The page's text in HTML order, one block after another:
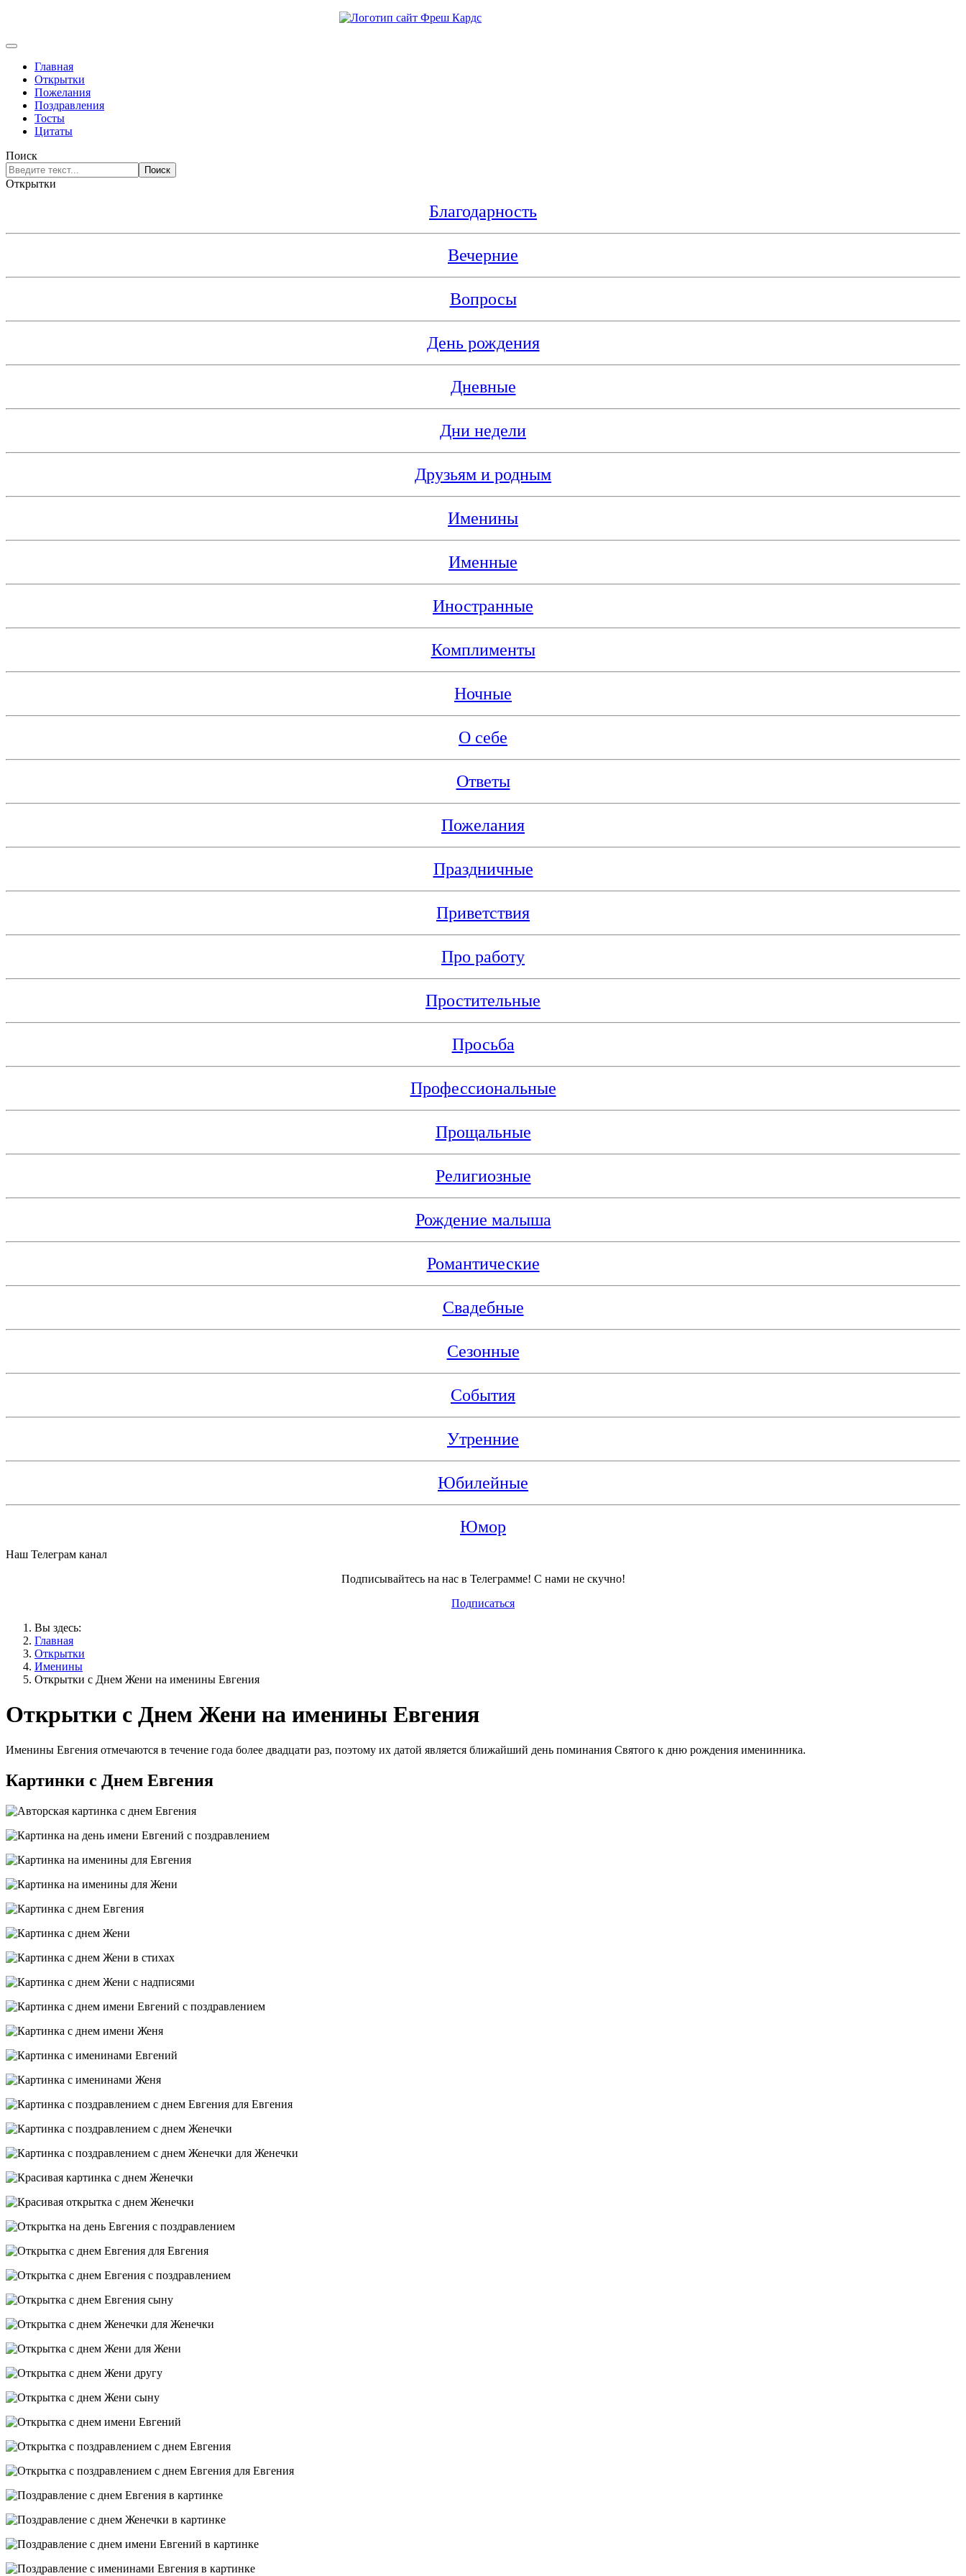
Главная
Открытки
Пожелания
Поздравления
Тосты
Цитаты
Поиск
Поиск
Открытки
Благодарность
Вечерние
Вопросы
День рождения
Дневные
Дни недели
Друзьям и родным
Именины
Именные
Иностранные
Комплименты
Ночные
О себе
Ответы
Пожелания
Праздничные
Приветствия
Про работу
Простительные
Просьба
Профессиональные
Прощальные
Религиозные
Рождение малыша
Романтические
Свадебные
Сезонные
События
Утренние
Юбилейные
Юмор
Наш Телеграм канал
Подписывайтесь на нас в Телеграмме! С нами не скучно!
Подписаться
Вы здесь:
Главная
Открытки
Именины
Открытки с Днем Жени на именины Евгения
Открытки с Днем Жени на именины Евгения
Именины Евгения отмечаются в течение года более двадцати раз, поэтому их датой является ближайший день поминания Святого к дню рождения именинника.
Картинки с Днем Евгения